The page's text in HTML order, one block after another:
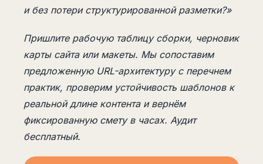
и без потери структурированной разметки?»
Пришлите рабочую таблицу сборки, черновик
карты сайта или макеты. Мы сопоставим
предложенную URL-архитектуру с перечнем
практик, проверим устойчивость шаблонов к
реальной длине контента и вернём
фиксированную смету в часах. Аудит
бесплатный.